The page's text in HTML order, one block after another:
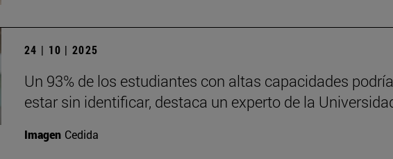
24 | 10 | 2025
Un 93% de los estudiantes con altas capacidades
estar sin identificar, destaca un experto de la
Imagen Cedida